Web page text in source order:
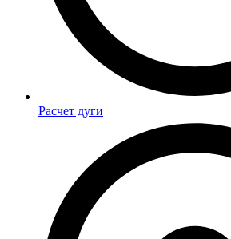
Расчет дуги